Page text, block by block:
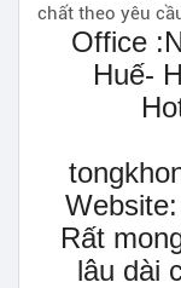
chất theo yêu
Office
Huế-
Rất
lâu dài